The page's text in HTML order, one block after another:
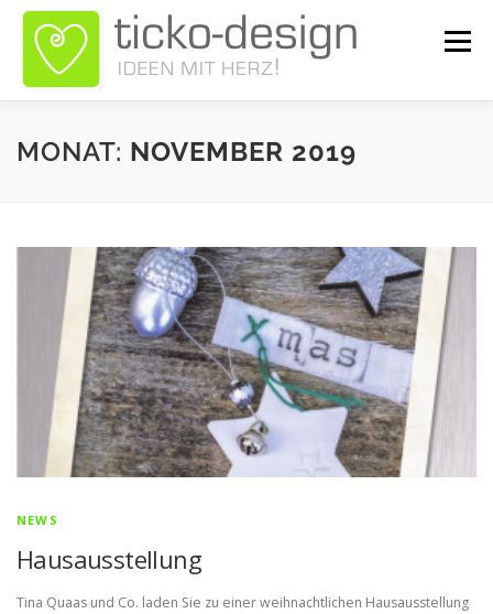
Zum
springen
Menü
ÜBER TICKO-DESIGN LEISTUNGEN
MONAT: NOVEMBER 2019
NEWS
Hausausstellung
Tina Quaas und Co. laden Sie zu einer weihnachtlichen Hausausstellung